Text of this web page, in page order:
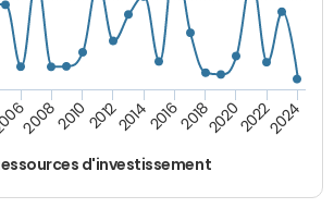
d'investissement
200820102012201420162018202020222024